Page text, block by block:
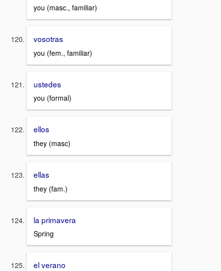
you (masc., familiar)
vosotras
you (fem., familiar)
ustedes
you (formal)
ellos
they (masc)
ellas
they (fam.)
la primavera
Spring
el verano